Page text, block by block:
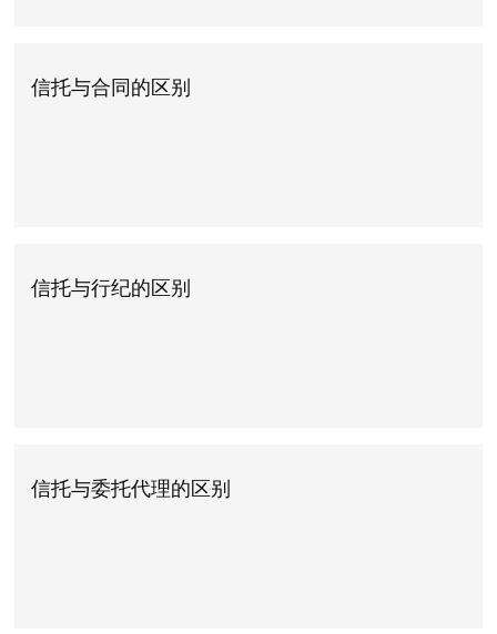
信托与合同的区别
信托与行纪的区别
信托与委托代理的区别